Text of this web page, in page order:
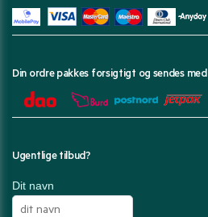
Din ordre pakkes forsigtigt og sendes med
Ugentlige tilbud?
Dit navn